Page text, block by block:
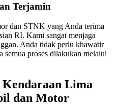
Terjamin
dan STNK yang Anda terima
RI. Kami sangat menjaga
Anda tidak perlu khawatir
semua proses dilakukan melalui
Lima
dan Motor